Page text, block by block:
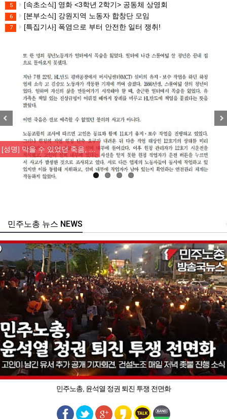
5 [속초소식] 영화 <3학년 2학기> 공동체 상영회
6 [본부소식] 강원지역 노동자 합창단 모임
7 [특집기사] 폭염으로 부터 안전한 일터 쟁취!
[성명] 막을 수 있었던 죽음, …
주노총 뉴스 NEWS
민주노총, 윤석열 정권 퇴진 투쟁 전면화